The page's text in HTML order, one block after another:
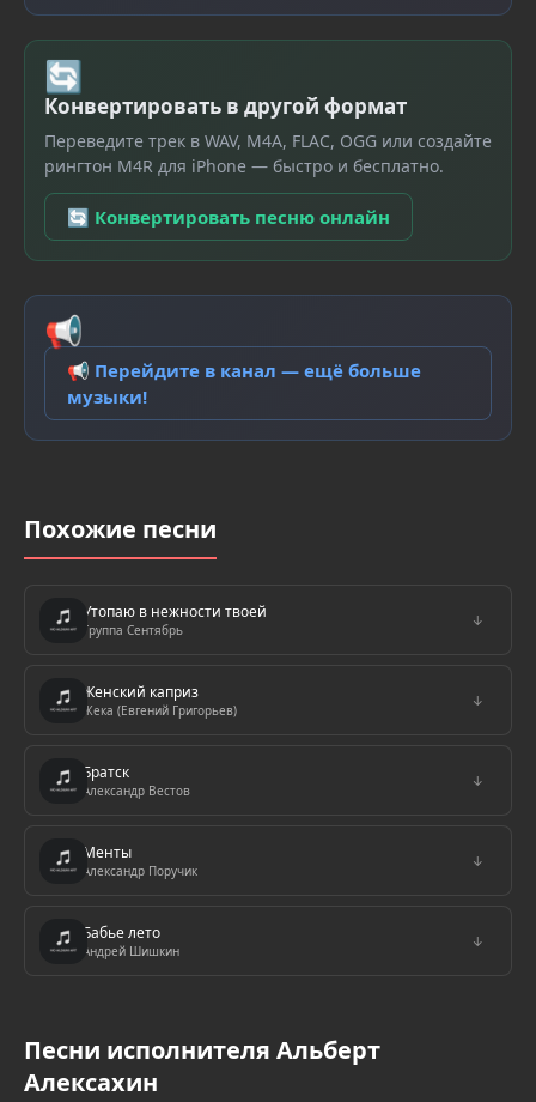
🔄
Конвертировать в другой формат
Переведите трек в WAV, M4A, FLAC, OGG или создайте
рингтон M4R для iPhone — быстро и бесплатно.
🔄 Конвертировать песню онлайн
📢
📢 Перейдите в канал — ещё больше
музыки!
Похожие песни
Утопаю в нежности твоей
Группа Сентябрь
↓
Женский каприз
Жека (Евгений Григорьев)
↓
Братск
Александр Вестов
↓
Менты
Александр Поручик
↓
Бабье лето
Андрей Шишкин
↓
Песни исполнителя Альберт
Алексахин